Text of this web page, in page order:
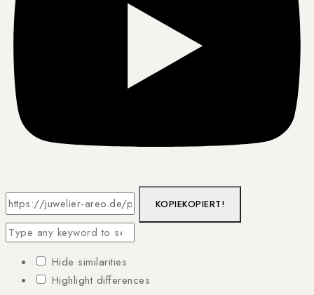
KOPIEKOPIERT!
Hide similarities
Highlight differences